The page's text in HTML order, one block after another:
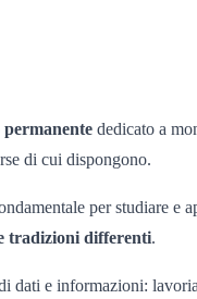
permanente dedicato a
di cui dispongono.
per studiare
tradizioni differenti.
dati e informazioni: